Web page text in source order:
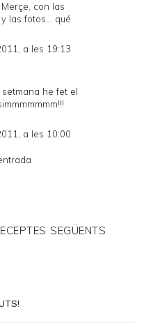
con las
las fotos... qué
a les 19:13
he fet el
a les 10:00
SEGÜENTS